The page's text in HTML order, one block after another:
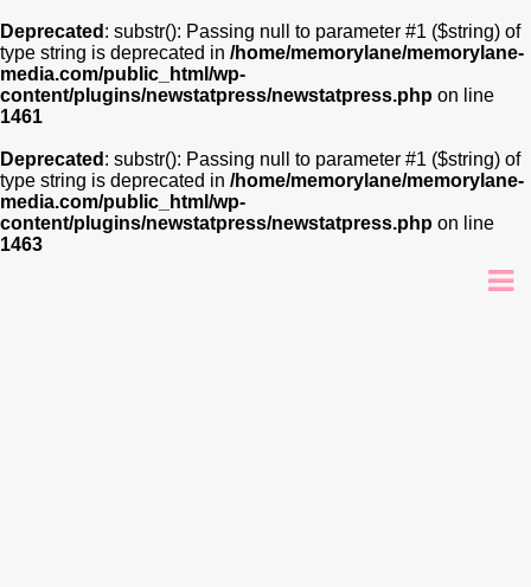
Deprecated : substr(): Passing null to parameter #1 ($string) of
type string is deprecated in /home/memorylane/memorylane-
media.com/public_html/wp-
content/plugins/newstatpress/newstatpress.php on line
1461
Deprecated : substr(): Passing null to parameter #1 ($string) of
type string is deprecated in /home/memorylane/memorylane-
media.com/public_html/wp-
content/plugins/newstatpress/newstatpress.php on line
1463